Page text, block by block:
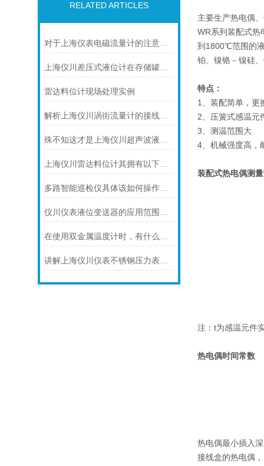
RELATED ARTICLES
对于上海仪表电磁流量计的注意事项，你可知晓！
上海仪川差压式液位计在存储罐液位测量的应用
雷达料位计现场处理实例
解析上海仪川涡街流量计的接线情况
殊不知这才是上海仪川超声波液位计的四大性能特点
上海仪川雷达料位计其拥有以下几大特点
多路智能巡检仪具体该如何操作呢？
仪川仪表液位变送器的应用范围涵盖了多个行业和领域
在使用双金属温度计时，有什么地方需要注意的呢？
讲解上海仪川仪表不锈钢压力表的防护等级
主要生产热电偶
WR系列装配式热
到1800℃范围的
铂、镍铬－镍硅
特点：
1、装配简单，更
2、压簧式感温元
3、测温范围大
4、机械强度高，
装配式热电偶测
注：t为感温元件
热电偶时间常数
热电偶最小插入
接线盒的热电偶